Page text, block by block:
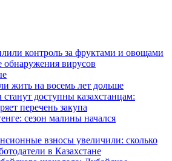
контроль за фруктами и овощами
обнаружения вирусов
жить на восемь лет дольше
доступны казахстанцам:
перечень закупа
сезон малины начался
взносы увеличили: сколько
в Казахстане